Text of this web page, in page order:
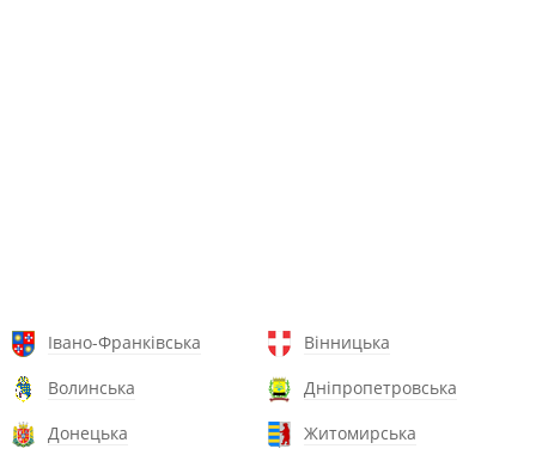
Івано-Франківська
Вінницька
Волинська
Дніпропетровська
Донецька
Житомирська